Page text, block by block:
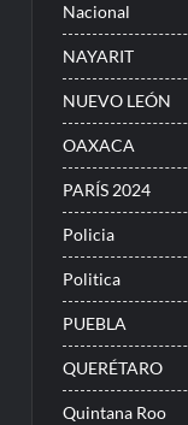
Nacional
NAYARIT
NUEVO LEÓN
OAXACA
PARÍS 2024
Policia
Politica
PUEBLA
QUERÉTARO
Quintana Roo